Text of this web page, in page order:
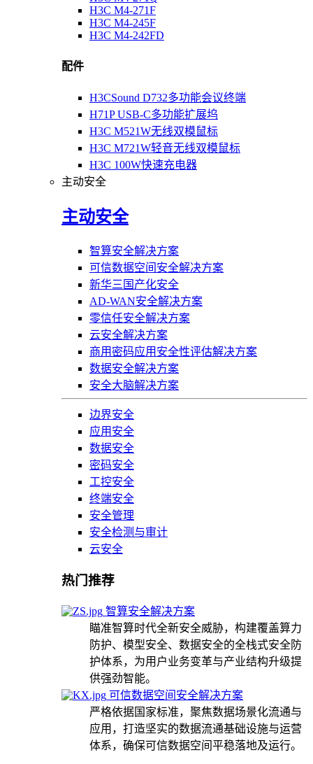
H3C M4-271F
H3C M4-245F
H3C M4-242FD
配件
H3CSound D732多功能会议终端
H71P USB-C多功能扩展坞
H3C M521W无线双模鼠标
H3C M721W轻音无线双模鼠标
H3C 100W快速充电器
主动安全
主动安全
智算安全解决方案
可信数据空间安全解决方案
新华三国产化安全
AD-WAN安全解决方案
零信任安全解决方案
云安全解决方案
商用密码应用安全性评估解决方案
数据安全解决方案
安全大脑解决方案
边界安全
应用安全
数据安全
密码安全
工控安全
终端安全
安全管理
安全检测与审计
云安全
热门推荐
智算安全解决方案
瞄准智算时代全新安全威胁，构建覆盖算力
防护、模型安全、数据安全的全栈式安全防
护体系，为用户业务变革与产业结构升级提
供强劲智能。
可信数据空间安全解决方案
严格依据国家标准，聚焦数据场景化流通与
应用，打造坚实的数据流通基础设施与运营
体系，确保可信数据空间平稳落地及运行。